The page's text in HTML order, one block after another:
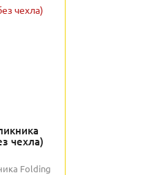
чехла)
Folding